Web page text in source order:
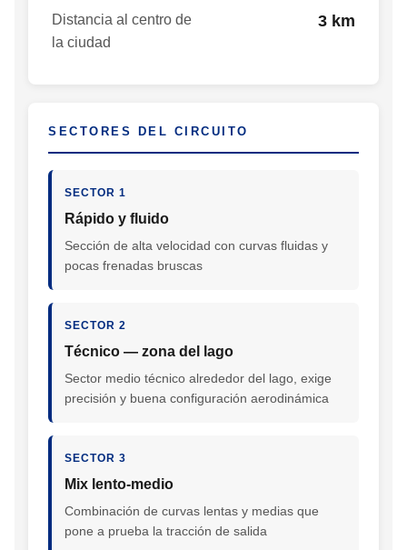
Distancia al centro de
la ciudad
3 km
SECTORES DEL CIRCUITO
SECTOR 1
Rápido y fluido
Sección de alta velocidad con curvas fluidas y
pocas frenadas bruscas
SECTOR 2
Técnico — zona del lago
Sector medio técnico alrededor del lago, exige
precisión y buena configuración aerodinámica
SECTOR 3
Mix lento-medio
Combinación de curvas lentas y medias que
pone a prueba la tracción de salida